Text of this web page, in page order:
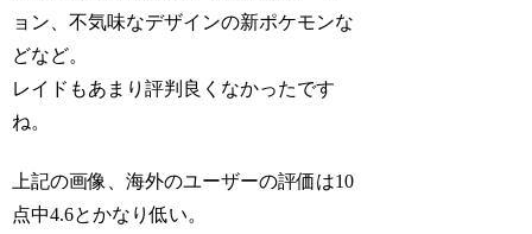
ョン、不気味なデザインの新ポケモンな
どなど。
レイドもあまり評判良くなかったです
ね。
上記の画像、海外のユーザーの評価は10
点中4.6とかなり低い。